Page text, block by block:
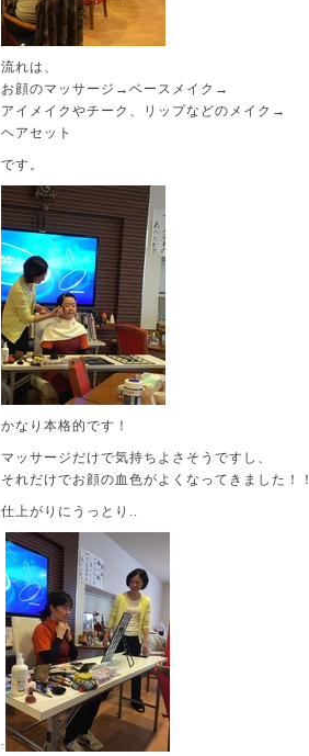
流れは、
お顔のマッサージ→ベースメイク→
アイメイクやチーク、リップなどのメイク→
ヘアセット
です。
かなり本格的です！
マッサージだけで気持ちよさそうですし、
それだけでお顔の血色がよくなってきました！！
仕上がりにうっとり..
.